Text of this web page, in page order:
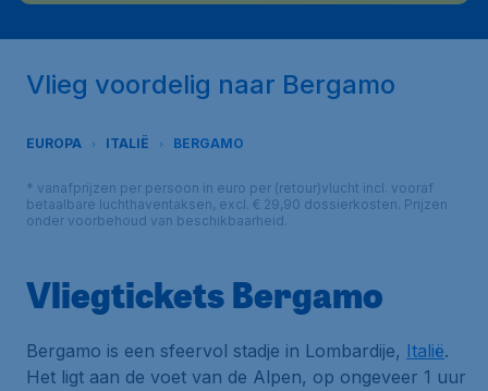
Vlieg voordelig naar Bergamo
EUROPA ITALIË BERGAMO
* vanafprijzen per persoon in euro per (retour)vlucht incl. vooraf
betaalbare luchthaventaksen, excl. € 29,90 dossierkosten. Prijzen
onder voorbehoud van beschikbaarheid.
Vliegtickets Bergamo
Bergamo is een sfeervol stadje in Lombardije, Italië.
Het ligt aan de voet van de Alpen, op ongeveer 1 uur